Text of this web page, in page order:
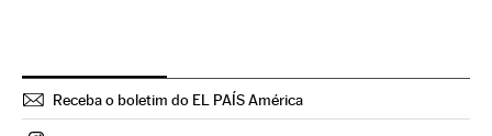
Receba o boletim do EL PAÍS América